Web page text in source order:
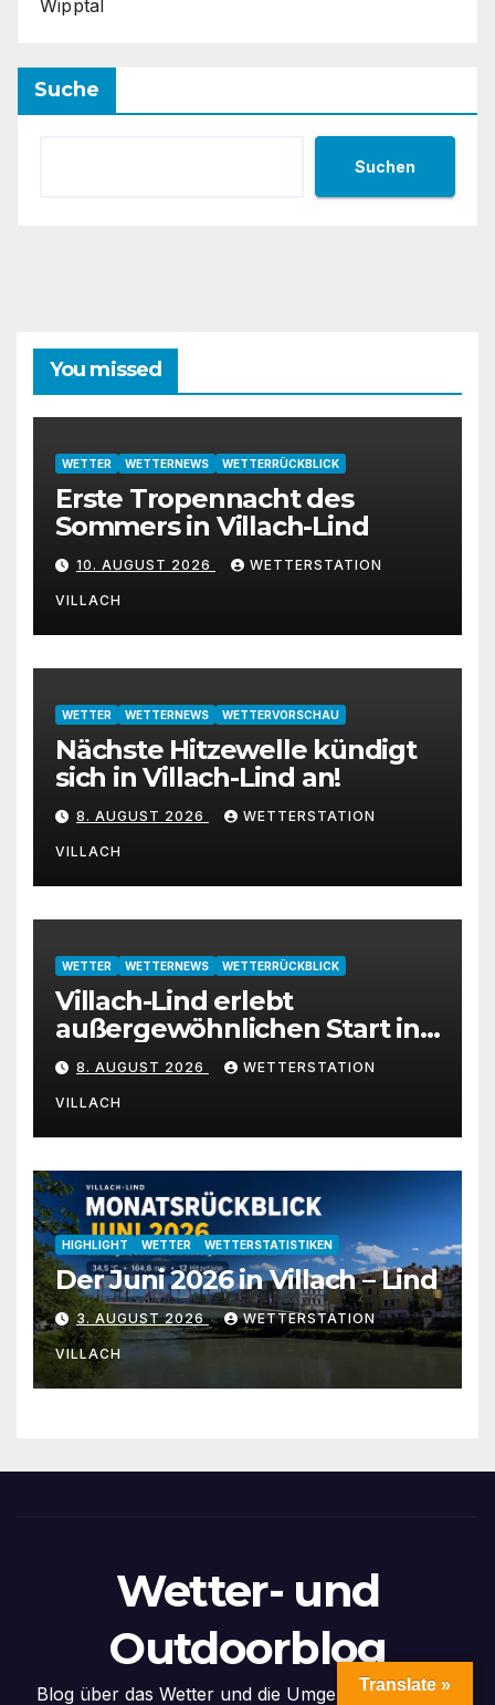
Wipptal
Suche
Suchen
You missed
WETTER WETTERNEWS WETTERRÜCKBLICK
Erste Tropennacht des
Sommers in Villach-Lind
10. AUGUST 2026 WETTERSTATION
VILLACH
WETTER WETTERNEWS WETTERVORSCHAU
Nächste Hitzewelle kündigt
sich in Villach-Lind an!
8. AUGUST 2026 WETTERSTATION
VILLACH
WETTER WETTERNEWS WETTERRÜCKBLICK
Villach-Lind erlebt
außergewöhnlichen Start in
den August 2026
8. AUGUST 2026 WETTERSTATION
VILLACH
HIGHLIGHT WETTER WETTERSTATISTIKEN
Der Juni 2026 in Villach – Lind
3. AUGUST 2026 WETTERSTATION
VILLACH
Wetter- und
Outdoorblog
Blog über das Wetter und die Umgebung in Villach
Translate »